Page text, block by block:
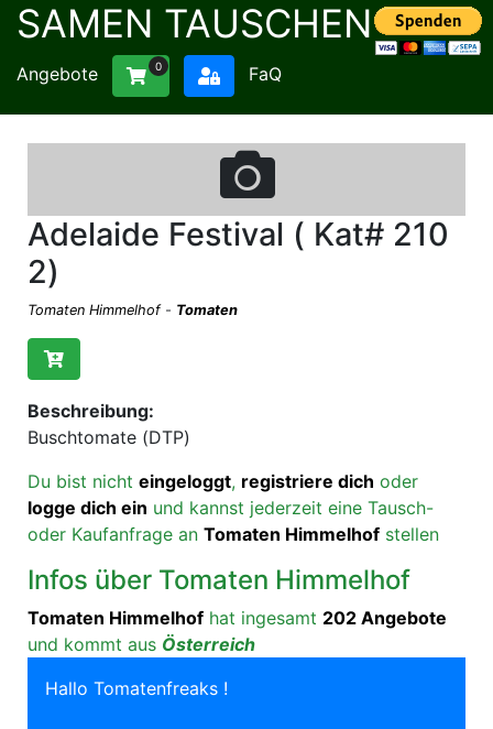
SAMEN TAUSCHEN
Angebote 0 FaQ
Adelaide Festival ( Kat# 210
2)
Tomaten Himmelhof- Tomaten
Beschreibung:
Buschtomate (DTP)
Du bist nicht eingeloggt, registriere dich oder
logge dich ein und kannst jederzeit eine Tausch-
oder Kaufanfrage an Tomaten Himmelhof stellen
Infos über Tomaten Himmelhof
Tomaten Himmelhof hat ingesamt 202 Angebote
und kommt aus Österreich
Hallo Tomatenfreaks !